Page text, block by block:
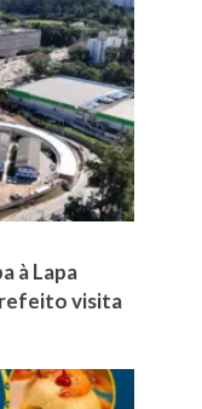
à Lapa
visita